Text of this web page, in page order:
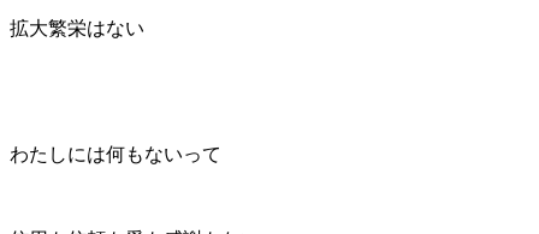
拡大繁栄はない
わたしには何もないって